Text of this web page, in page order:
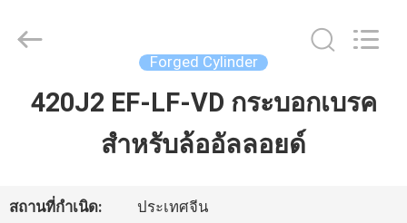
บ้าน
XUAN
NEW
Reserved.
Forged Cylinder
420J2 EF-LF-VD กระบอกเบรค
สำหรับล้ออัลลอยด์
สถานที่กำเนิด: ประเทศจีน